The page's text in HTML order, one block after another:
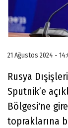
21 Ağustos 2024 -
Rusya
Sputnik’e
Bölgesi'ne
topraklarına